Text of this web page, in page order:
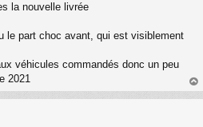
la nouvelle livrée
le part choc avant, qui est visiblement
véhicules commandés donc un peu
2021
au